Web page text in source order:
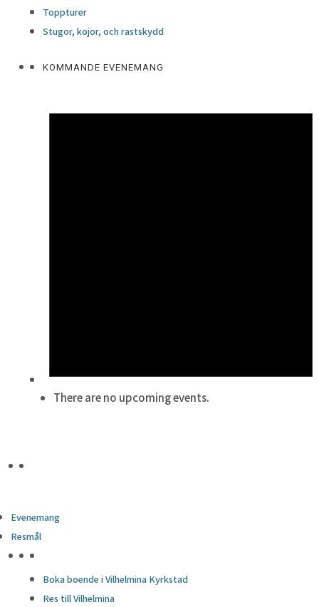
Toppturer
Stugor, kojor, och rastskydd
KOMMANDE EVENEMANG
There are no upcoming events.
Evenemang
Resmål
Boka boende i Vilhelmina Kyrkstad
Res till Vilhelmina